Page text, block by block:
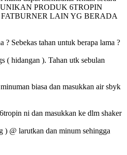
PRODUK 6TROPIN
LAIN YG BERADA
? Sebekas tahan untuk berapa lama ?
( hidangan ). Tahan utk sebulan
biasa dan masukkan air sbyk
ni dan masukkan ke dlm shaker
) @ larutkan dan minum sehingga